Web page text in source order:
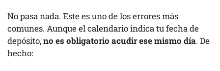
No pasa nada. Este es uno de los errores más
comunes. Aunque el calendario indica tu fecha de
depósito,no es obligatorio acudir ese mismo día. De
hecho: